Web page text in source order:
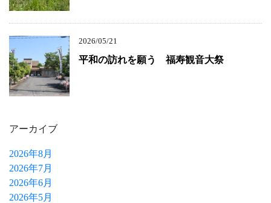
2026/05/21
平和の訪れを願う 福寿観音大祭
アーカイブ
2026年8月
2026年7月
2026年6月
2026年5月